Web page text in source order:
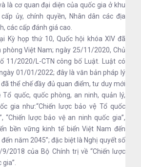
là cơ quan đại diện của quốc gia ở khu
ủy, chính quyền, Nhân dân các địa
các cấp đánh giá cao.
Kỳ họp thứ 10, Quốc hội khóa XIV đã
Việt Nam; ngày 25/11/2020, Chủ
11/2020/L-CTN công bố Luật. Luật có
01/01/2022; đây là văn bản pháp lý
thể chế đầy đủ quan điểm, tư duy mới
quốc, quốc phòng, an ninh, quản lý,
gia như:“Chiến lược bảo vệ Tổ quốc
“Chiến lược bảo vệ an ninh quốc gia”,
bền vững kinh tế biển Việt Nam đến
năm 2045”; đặc biệt là Nghị quyết số
9/2018 của Bộ Chính trị về “Chiến lược